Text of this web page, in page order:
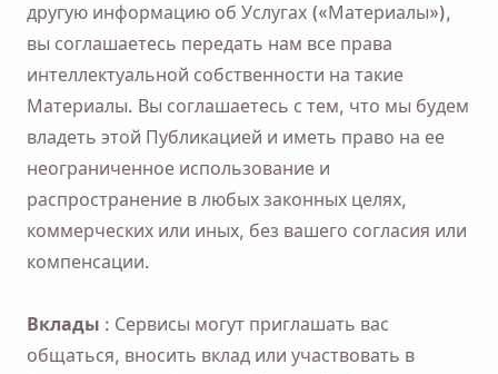
другую информацию об Услугах («Материалы»),
вы соглашаетесь передать нам все права
интеллектуальной собственности на такие
Материалы. Вы соглашаетесь с тем, что мы будем
владеть этой Публикацией и иметь право на ее
неограниченное использование и
распространение в любых законных целях,
коммерческих или иных, без вашего согласия или
компенсации.
Вклады : Сервисы могут приглашать вас
общаться, вносить вклад или участвовать в